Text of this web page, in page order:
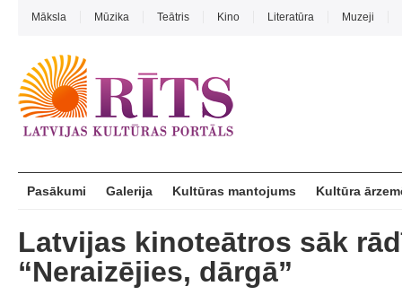
Māksla Mūzika Teātris Kino Literatūra Muzeji
Pasākumi Galerija Kultūras mantojums Kultūra
Latvijas kinoteātros sāk
“Neraizējies, dārgā”